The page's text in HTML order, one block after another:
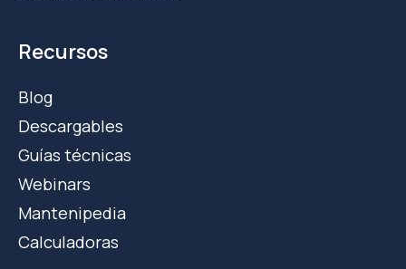
Recursos
Blog
Descargables
Guías técnicas
Webinars
Mantenipedia
Calculadoras